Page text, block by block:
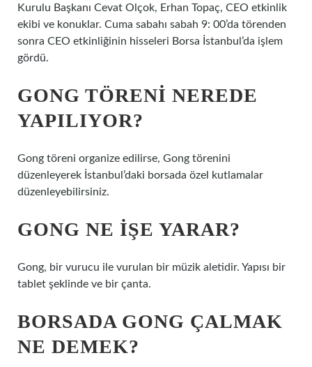
Kurulu Başkanı Cevat Olçok, Erhan Topaç, CEO etkinlik
ekibi ve konuklar. Cuma sabahı sabah 9: 00’da törenden
sonra CEO etkinliğinin hisseleri Borsa İstanbul’da işlem
gördü.
GONG TÖRENI NEREDE
YAPILIYOR?
Gong töreni organize edilirse, Gong törenini
düzenleyerek İstanbul’daki borsada özel kutlamalar
düzenleyebilirsiniz.
GONG NE IŞE YARAR?
Gong, bir vurucu ile vurulan bir müzik aletidir. Yapısı bir
tablet şeklinde ve bir çanta.
BORSADA GONG ÇALMAK
NE DEMEK?